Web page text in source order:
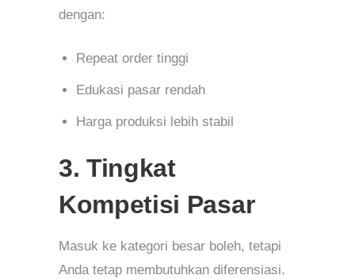
dengan:
Repeat order tinggi
Edukasi pasar rendah
Harga produksi lebih stabil
3. Tingkat
Kompetisi Pasar
Masuk ke kategori besar boleh, tetapi
Anda tetap membutuhkan diferensiasi.